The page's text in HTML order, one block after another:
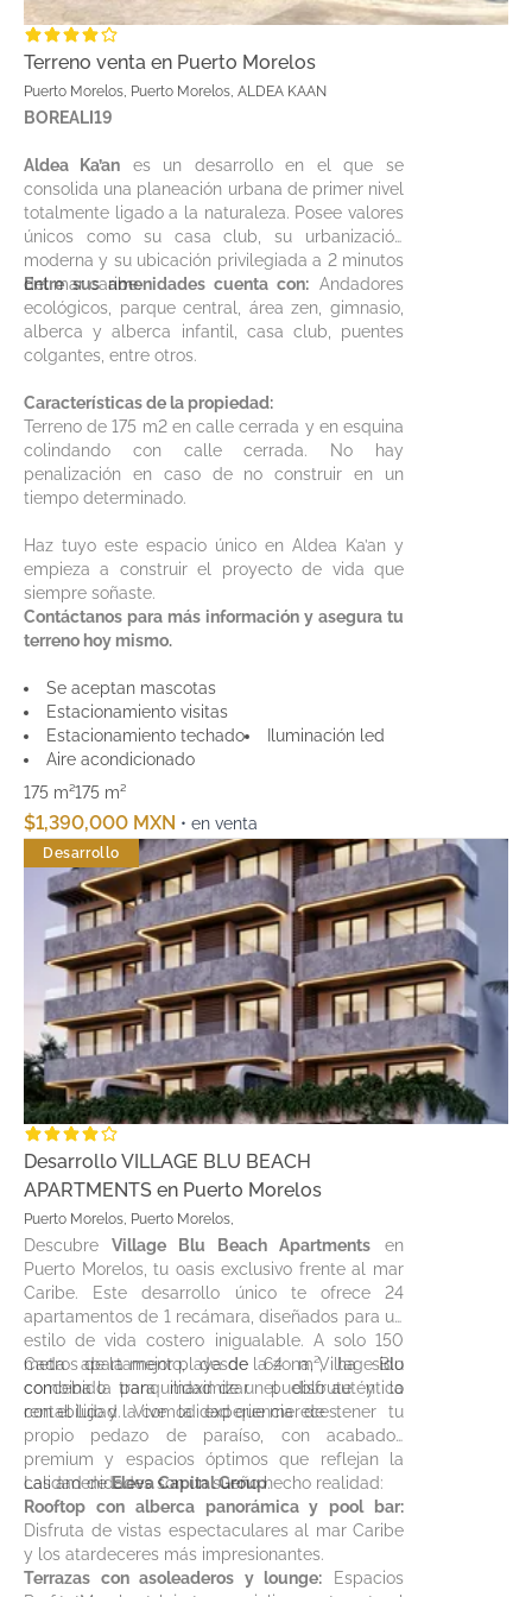
Terreno venta en Puerto Morelos
Puerto Morelos, Puerto Morelos, ALDEA KAAN
BOREALI19
Aldea Ka’an es un desarrollo en el que se
consolida una planeación urbana de primer nivel
totalmente ligado a la naturaleza. Posee valores
únicos como su casa club, su urbanización
moderna y su ubicación privilegiada a 2 minutos
del mar caribe.
Entre sus amenidades cuenta con: Andadores
ecológicos, parque central, área zen, gimnasio,
alberca y alberca infantil, casa club, puentes
colgantes, entre otros.
Características de la propiedad:
Terreno de 175 m2 en calle cerrada y en esquina
colindando con calle cerrada. No hay
penalización en caso de no construir en un
tiempo determinado.
Haz tuyo este espacio único en Aldea Ka’an y
empieza a construir el proyecto de vida que
siempre soñaste.
Contáctanos para más información y asegura tu
terreno hoy mismo.
Se aceptan mascotas
Estacionamiento visitas
Estacionamiento techado
Iluminación led
Aire acondicionado
175 m²175 m²
$1,390,000 MXN • en venta
Desarrollo
Desarrollo VILLAGE BLU BEACH
APARTMENTS en Puerto Morelos
Puerto Morelos, Puerto Morelos,
Descubre Village Blu Beach Apartments en
Puerto Morelos, tu oasis exclusivo frente al mar
Caribe. Este desarrollo único te ofrece 24
apartamentos de 1 recámara, diseñados para un
estilo de vida costero inigualable. A solo 150
metros de la mejor playa de la zona, Village Blu
combina la tranquilidad de un pueblo auténtico
con el lujo y la comodidad que mereces.
Cada apartamento, desde 64 m², ha sido
concebido para maximizar el disfrute y la
rentabilidad. Vive la experiencia de tener tu
propio pedazo de paraíso, con acabados
premium y espacios óptimos que reflejan la
calidad deEleva Capital Group.
Las amenidades son un sueño hecho realidad:
Rooftop con alberca panorámica y pool bar:
Disfruta de vistas espectaculares al mar Caribe
y los atardeceres más impresionantes.
Terrazas con asoleaderos y lounge: Espacios